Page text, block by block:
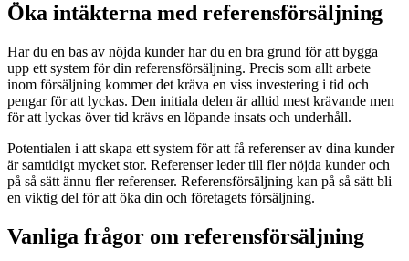
Öka intäkterna med referensförsäljning
Har du en bas av nöjda kunder har du en bra grund för att bygga
upp ett system för din referensförsäljning. Precis som allt arbete
inom försäljning kommer det kräva en viss investering i tid och
pengar för att lyckas. Den initiala delen är alltid mest krävande men
för att lyckas över tid krävs en löpande insats och underhåll.
Potentialen i att skapa ett system för att få referenser av dina kunder
är samtidigt mycket stor. Referenser leder till fler nöjda kunder och
på så sätt ännu fler referenser. Referensförsäljning kan på så sätt bli
en viktig del för att öka din och företagets försäljning.
Vanliga frågor om referensförsäljning